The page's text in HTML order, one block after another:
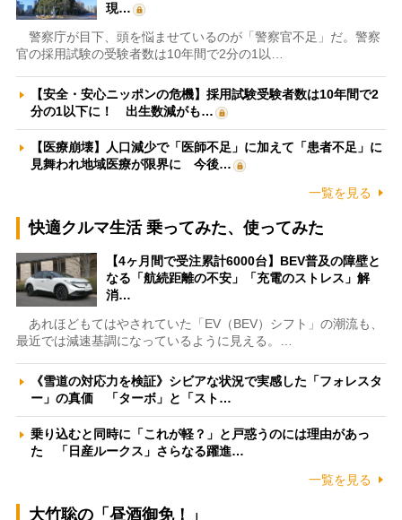
現…
警察庁が目下、頭を悩ませているのが「警察官不足」だ。警察
官の採用試験の受験者数は10年間で2分の1以…
【安全・安心ニッポンの危機】採用試験受験者数は10年間で2
分の1以下に！ 出生数減がも…
【医療崩壊】人口減少で「医師不足」に加えて「患者不足」に
見舞われ地域医療が限界に 今後…
一覧を見る
快適クルマ生活 乗ってみた、使ってみた
【4ヶ月間で受注累計6000台】BEV普及の障壁と
なる「航続距離の不安」「充電のストレス」解
消…
あれほどもてはやされていた「EV（BEV）シフト」の潮流も、
最近では減速基調になっているように見える。…
《雪道の対応力を検証》シビアな状況で実感した「フォレスタ
ー」の真価 「ターボ」と「スト…
乗り込むと同時に「これが軽？」と戸惑うのには理由があっ
た 「日産ルークス」さらなる躍進…
一覧を見る
大竹聡の「昼酒御免！」